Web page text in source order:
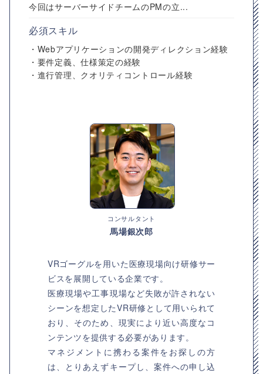
今回はサーバーサイドチームのPMの立...
必須スキル
・Webアプリケーションの開発ディレクション経験
・要件定義、仕様策定の経験
・進行管理、クオリティコントロール経験
コンサルタント
馬場銀次郎
VRゴーグルを用いた医療現場向け研修サー
ビスを展開している企業です。
医療現場や工事現場など失敗が許されない
シーンを想定したVR研修として用いられて
おり、そのため、現実により近い高度なコ
ンテンツを提供する必要があります。
マネジメントに携わる案件をお探しの方
は、とりあえずキープし、案件への申し込